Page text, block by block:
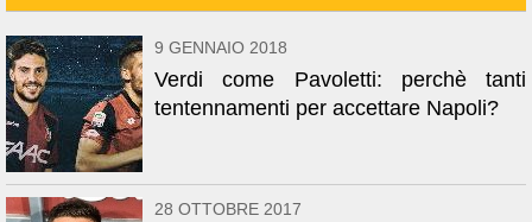
9 GENNAIO 2018
Verdi come Pavoletti: perchè tanti
tentennamenti per accettare Napoli?
28 OTTOBRE 2017